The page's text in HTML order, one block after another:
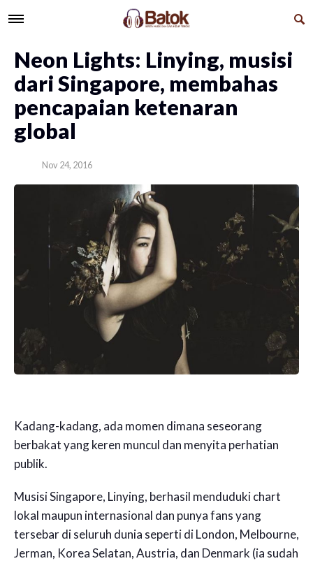
Neon Lights: Linying, musisi
dari Singapore, membahas
pencapaian ketenaran
global
Nov 24, 2016
Kadang-kadang, ada momen dimana seseorang
berbakat yang keren muncul dan menyita perhatian
publik.
Musisi Singapore, Linying, berhasil menduduki chart
lokal maupun internasional dan punya fans yang
tersebar di seluruh dunia seperti di London, Melbourne,
Jerman, Korea Selatan, Austria, dan Denmark (ia sudah